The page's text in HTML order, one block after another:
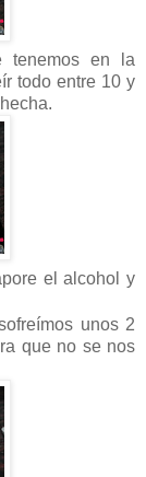
tenemos en la
todo entre 10 y
el alcohol y
unos 2
que no se nos